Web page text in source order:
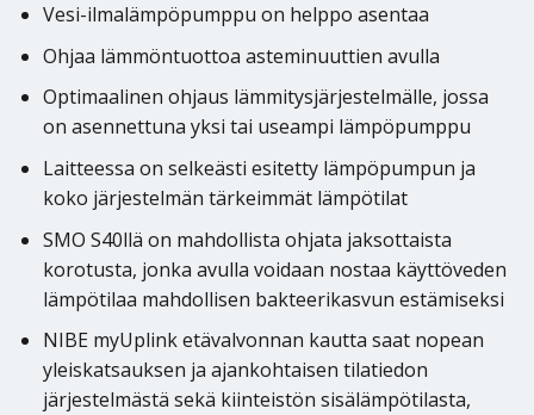
Vesi-ilmalämpöpumppu on helppo asentaa
Ohjaa lämmöntuottoa asteminuuttien avulla
Optimaalinen ohjaus lämmitysjärjestelmälle, jossa
on asennettuna yksi tai useampi lämpöpumppu
Laitteessa on selkeästi esitetty lämpöpumpun ja
koko järjestelmän tärkeimmät lämpötilat
SMO S40llä on mahdollista ohjata jaksottaista
korotusta, jonka avulla voidaan nostaa käyttöveden
lämpötilaa mahdollisen bakteerikasvun estämiseksi
NIBE myUplink etävalvonnan kautta saat nopean
yleiskatsauksen ja ajankohtaisen tilatiedon
järjestelmästä sekä kiinteistön sisälämpötilasta,